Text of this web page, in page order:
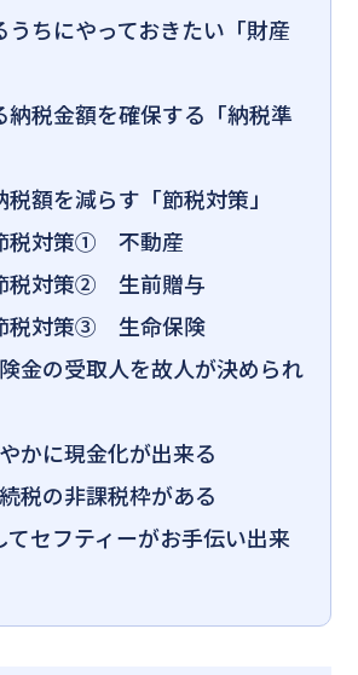
うちにやっておきたい「財産
納税金額を確保する「納税準
額を減らす「節税対策」
税対策① 不動産
税対策② 生前贈与
税対策③ 生命保険
金の受取人を故人が決められ
かに現金化が出来る
税の非課税枠がある
てセフティーがお手伝い出来